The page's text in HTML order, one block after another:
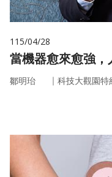
115/04/28
當機器愈來愈強，
鄒明珆 ｜ 科技大觀園特